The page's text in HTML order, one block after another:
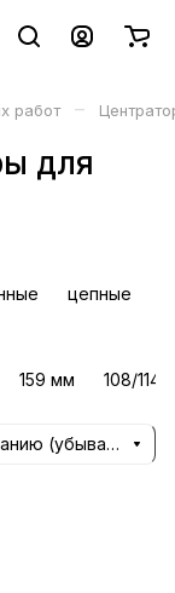
работ –
для
цепные
159 мм 108/114
По умолчанию (убывание)